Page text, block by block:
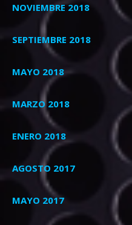
NOVIEMBRE 2018
SEPTIEMBRE 2018
MAYO 2018
MARZO 2018
ENERO 2018
AGOSTO 2017
MAYO 2017